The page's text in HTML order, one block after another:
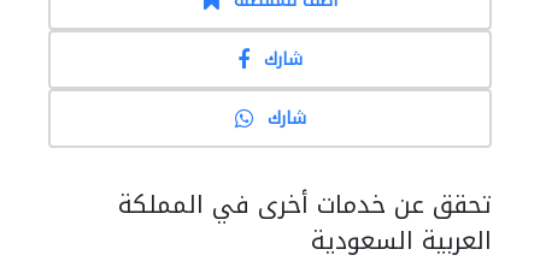
شارك
شارك
تحقق عن خدمات أخرى في المملكة
العربية السعودية